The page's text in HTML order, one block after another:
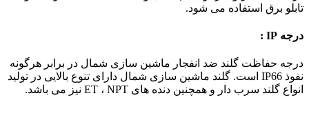
تابلو برق استفاده می شود.
درجه IP :
درجه حفاظت گلند ضد انفجار ماشین سازی شمال در برابر هرگونه
نفوذ IP66 است. گلند ماشین سازی شمال دارای تنوع بالایی در تولید
انواع گلند سرب دار و همچنین دنده های ET ، NPT نیز می باشد.